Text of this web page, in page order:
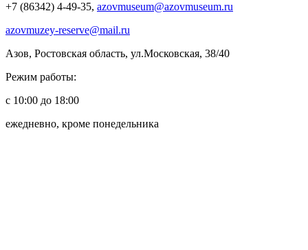
+7 (86342) 4-49-35, azovmuseum@azovmuseum.ru
azovmuzey-reserve@mail.ru
Азов, Ростовская область, ул.Московская, 38/40
Режим работы:
с 10:00 до 18:00
ежедневно, кроме понедельника